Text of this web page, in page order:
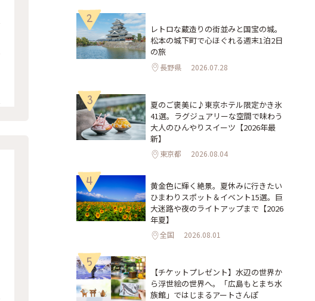
2
レトロな蔵造りの街並みと国宝の城。
松本の城下町で心ほぐれる週末1泊2日
の旅
長野県 2026.07.28
3
夏のご褒美に♪東京ホテル限定かき氷
41選。ラグジュアリーな空間で味わう
大人のひんやりスイーツ【2026年最
新】
東京都 2026.08.04
4
黄金色に輝く絶景。夏休みに行きたい
ひまわりスポット＆イベント15選。巨
大迷路や夜のライトアップまで【2026
年夏】
全国 2026.08.01
5
【チケットプレゼント】水辺の世界か
ら浮世絵の世界へ。「広島もとまち水
族館」ではじまるアートさんぽ